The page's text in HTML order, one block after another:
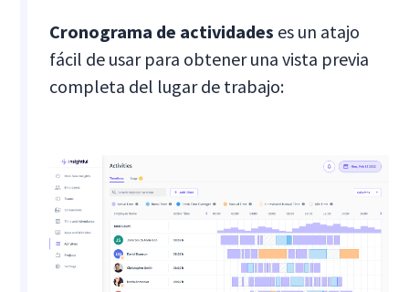
Cronograma de actividades es un atajo
fácil de usar para obtener una vista previa
completa del lugar de trabajo: